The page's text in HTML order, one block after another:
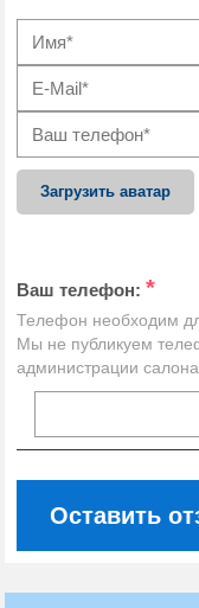
Загрузить аватар
Ваш телефон: *
Телефон необходим
Мы не публикуем
администрации
Оставить